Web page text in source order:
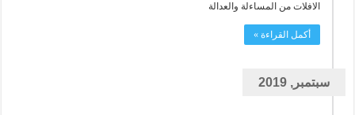
الافلات من المساءلة والعدالة
أكمل القراءة »
سبتمبر, 2019